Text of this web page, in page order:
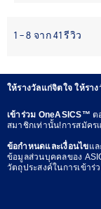
ให้รางวัลแก่จิตใจ ให้รา
เข้าร่วม OneASICS™ต
สมาชิกเท่านั้น!การสมัค
ข้อกำหนดและเงื่อนไขแ
ข้อมูลส่วนบุคคลของ
วัตถุประสงค์ในการเข้า